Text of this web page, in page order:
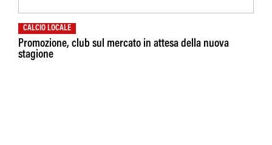
CALCIO LOCALE
Promozione, club sul mercato in attesa della nuova
stagione